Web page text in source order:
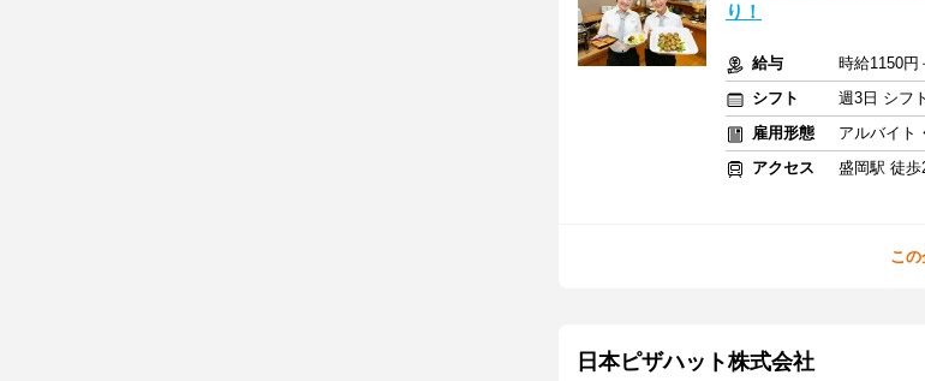
り！
給与
時給1150円
シフト
週3日 シフ
雇用形態
アルバイト
アクセス
盛岡駅 徒歩
こ
日本ピザハット株式会社